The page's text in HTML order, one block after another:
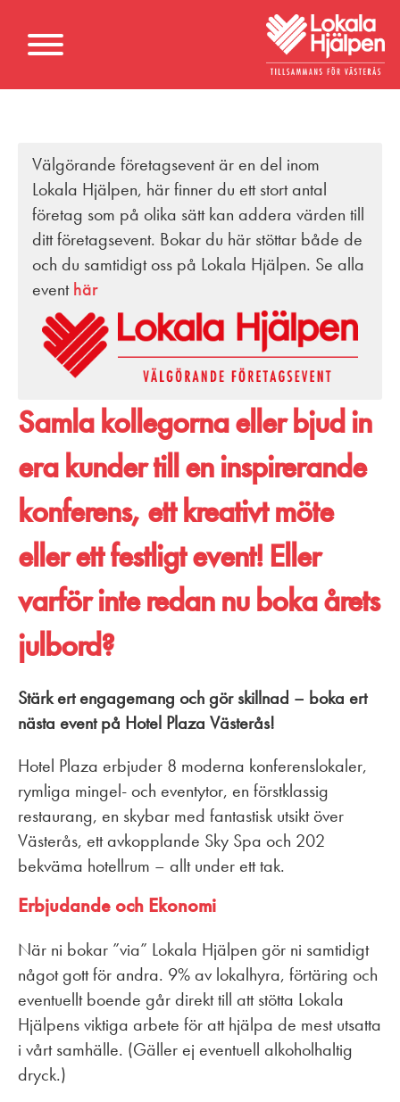
Välgörande företagsevent är en del inom
Lokala Hjälpen, här finner du ett stort antal
företag som på olika sätt kan addera värden till
ditt företagsevent. Bokar du här stöttar både de
och du samtidigt oss på Lokala Hjälpen. Se alla
event här
Samla kollegorna eller bjud in
era kunder till en inspirerande
konferens, ett kreativt möte
eller ett festligt event! Eller
varför inte redan nu boka årets
julbord?
Stärk ert engagemang och gör skillnad – boka ert
nästa event på Hotel Plaza Västerås!
Hotel Plaza erbjuder 8 moderna konferenslokaler,
rymliga mingel- och eventytor, en förstklassig
restaurang, en skybar med fantastisk utsikt över
Västerås, ett avkopplande Sky Spa och 202
bekväma hotellrum – allt under ett tak.
Erbjudande och Ekonomi
När ni bokar ”via” Lokala Hjälpen gör ni samtidigt
något gott för andra. 9% av lokalhyra, förtäring och
eventuellt boende går direkt till att stötta Lokala
Hjälpens viktiga arbete för att hjälpa de mest utsatta
i vårt samhälle. (Gäller ej eventuell alkoholhaltig
dryck.)